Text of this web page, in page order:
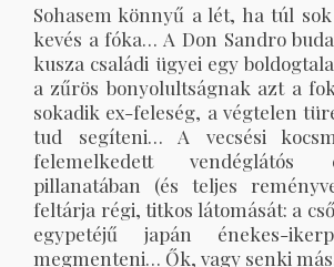
Sohasem könnyű a lét, ha túl
kevés a fóka… A Don Sandro
kusza családi ügyei egy
a zűrös bonyolultságnak azt a
sokadik ex-feleség, a végtelen
tud segíteni… A vecsési
felemelkedett vendéglátós
pillanatában (és teljes
feltárja régi, titkos látomását: a
egypetéjű japán énekes-
megmenteni… Ők, vagy senki